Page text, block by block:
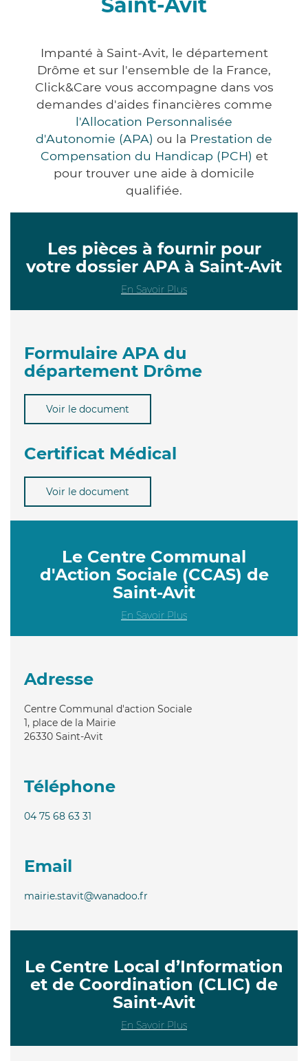
Saint-Avit
Impanté à Saint-Avit, le département
Drôme et sur l'ensemble de la France,
Click&Care vous accompagne dans vos
demandes d'aides financières comme
l'Allocation Personnalisée
d'Autonomie (APA) ou la Prestation de
Compensation du Handicap (PCH) et
pour trouver une aide à domicile
qualifiée.
Les pièces à fournir pour
votre dossier APA à Saint-Avit
En Savoir Plus
Formulaire APA du
département Drôme
Voir le document
Certificat Médical
Voir le document
Le Centre Communal
d'Action Sociale (CCAS) de
Saint-Avit
En Savoir Plus
Adresse
Centre Communal d'action Sociale
1, place de la Mairie
26330 Saint-Avit
Téléphone
04 75 68 63 31
Email
mairie.stavit@wanadoo.fr
Le Centre Local d’Information
et de Coordination (CLIC) de
Saint-Avit
En Savoir Plus